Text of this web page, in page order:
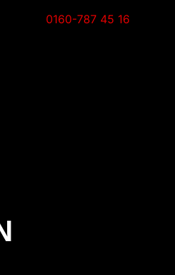
0160-787 45 16